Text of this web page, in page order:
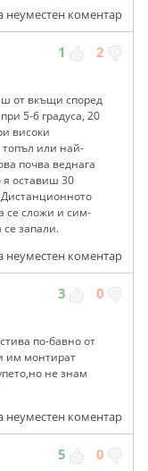
неуместен коментар
1 2
от вкъщи според
5-6 градуса, 20
високи
или най-
почва веднага
я оставиш 30
се сложи и сим-
запали.
неуместен коментар
3 0
по-бавно от
им монтират
не знам
неуместен коментар
5 0